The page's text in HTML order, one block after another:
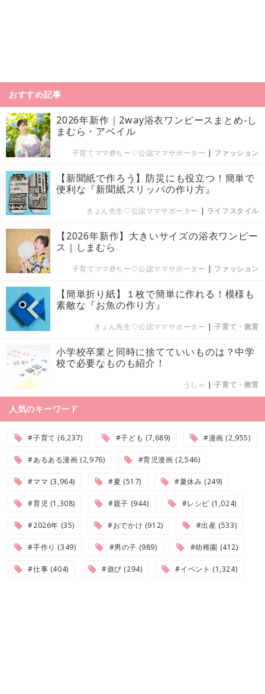
おすすめ記事
2026年新作｜2way浴衣ワンピースまとめ-し
まむら・アベイル
子育てママ@ちー♡公認ママサポーター | ファッション
【新聞紙で作ろう】防災にも役立つ！簡単で
便利な『新聞紙スリッパの作り方』
きょん先生♡公認ママサポーター | ライフスタイル
【2026年新作】大きいサイズの浴衣ワンピー
ス｜しまむら
子育てママ@ちー♡公認ママサポーター | ファッション
【簡単折り紙】１枚で簡単に作れる！模様も
素敵な『お魚の作り方』
きょん先生♡公認ママサポーター |子育て・教育
小学校卒業と同時に捨てていいものは？中学
校で必要なものも紹介！
うしゃ |子育て・教育
人気のキーワード
#子育て (6,237) #子ども (7,689) #漫画 (2,955)
#あるある漫画 (2,976) #育児漫画 (2,546)
#ママ (3,964) #夏 (517) #夏休み (249)
#育児 (1,308) #親子 (944) #レシピ (1,024)
#2026年 (35) #おでかけ (912) #出産 (533)
#手作り (349) #男の子 (989) #幼稚園 (412)
#仕事 (404) #遊び (294) #イベント (1,324)